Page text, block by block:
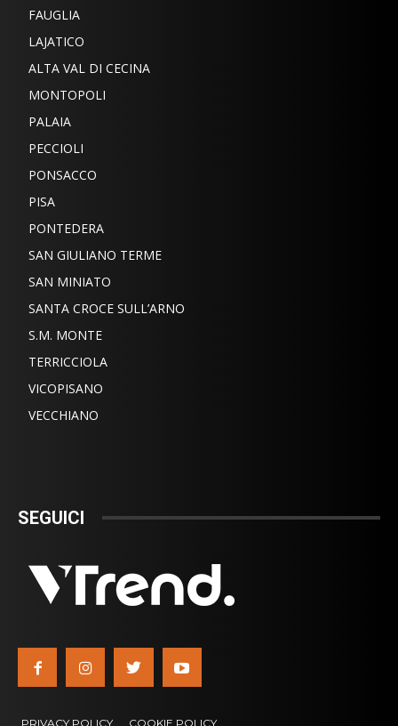
FAUGLIA
LAJATICO
ALTA VAL DI CECINA
MONTOPOLI
PALAIA
PECCIOLI
PONSACCO
PISA
PONTEDERA
SAN GIULIANO TERME
SAN MINIATO
SANTA CROCE SULL’ARNO
S.M. MONTE
TERRICCIOLA
VICOPISANO
VECCHIANO
SEGUICI
PRIVACY POLICY COOKIE POLICY